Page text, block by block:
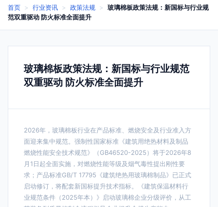
首页 > 行业资讯 > 政策法规 >
玻璃棉板政策法规：新国标与行业规
范双重驱动 防火标准全面提升
玻璃棉板政策法规：新国标与行业规范
双重驱动 防火标准全面提升
2026年，玻璃棉板行业在产品标准、燃烧安全及行业准入方
面迎来集中规范。强制性国家标准《建筑用绝热材料及制品
燃烧性能安全技术规范》（GB46520-2025）将于2026年8
月1日起全面实施，对燃烧性能等级及烟气毒性提出刚性要
求；产品标准GB/T 17795《建筑绝热用玻璃棉制品》已正式
启动修订，将配套新国标提升技术指标。《建筑保温材料行
业规范条件（2025年本）》启动玻璃棉企业分级评价，从工